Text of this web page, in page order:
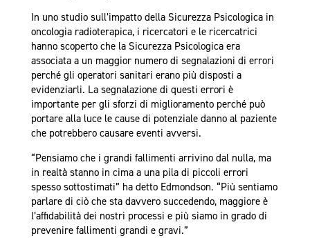
In uno studio sull’impatto della Sicurezza Psicologica in
oncologia radioterapica, i ricercatori e le ricercatrici
hanno scoperto che la Sicurezza Psicologica era
associata a un maggior numero di segnalazioni di errori
perché gli operatori sanitari erano più disposti a
evidenziarli. La segnalazione di questi errori è
importante per gli sforzi di miglioramento perché può
portare alla luce le cause di potenziale danno al paziente
che potrebbero causare eventi avversi.
“Pensiamo che i grandi fallimenti arrivino dal nulla, ma
in realtà stanno in cima a una pila di piccoli errori
spesso sottostimati” ha detto Edmondson. “Più sentiamo
parlare di ciò che sta davvero succedendo, maggiore è
l’affidabilità dei nostri processi e più siamo in grado di
prevenire fallimenti grandi e gravi.”